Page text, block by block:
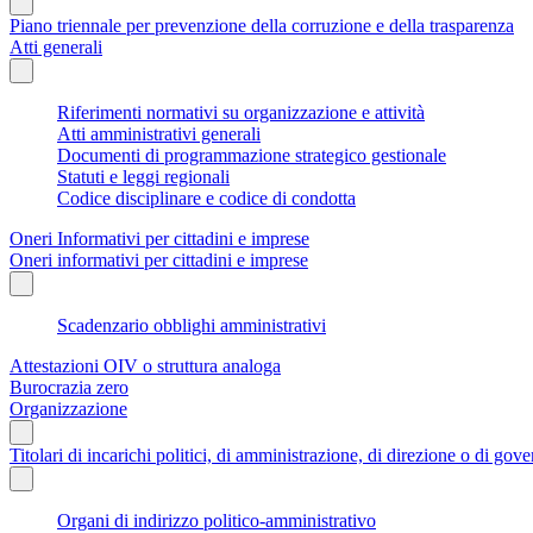
Piano triennale per prevenzione della corruzione e della trasparenza
Atti generali
Riferimenti normativi su organizzazione e attività
Atti amministrativi generali
Documenti di programmazione strategico gestionale
Statuti e leggi regionali
Codice disciplinare e codice di condotta
Oneri Informativi per cittadini e imprese
Oneri informativi per cittadini e imprese
Scadenzario obblighi amministrativi
Attestazioni OIV o struttura analoga
Burocrazia zero
Organizzazione
Titolari di incarichi politici, di amministrazione, di direzione o di
Organi di indirizzo politico-amministrativo